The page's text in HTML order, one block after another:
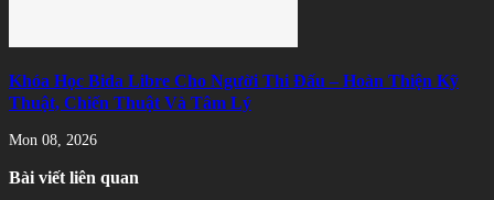
Khóa Học Bida Libre Cho Người Thi Đấu – Hoàn Thiện Kỹ
Thuật, Chiến Thuật Và Tâm Lý
Mon 08, 2026
Bài viết liên quan